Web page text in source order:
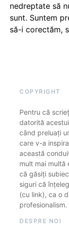
nedreptate să
sunt. Suntem
să-i corectăm,
COPYRIGHT
Pentru că
datorită
când preluați
care v-a
această
mult mai multă
că găsiți
siguri că
(cu link), ca o
profesionalism.
DESPRE NOI